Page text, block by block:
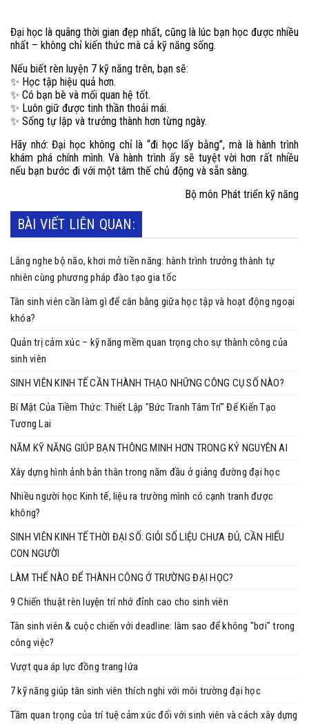
Đại học là quãng thời gian đẹp nhất, cũng là lúc bạn học được nhiều
nhất – không chỉ kiến thức mà cả kỹ năng sống.
Nếu biết rèn luyện 7 kỹ năng trên, bạn sẽ:
✨ Học tập hiệu quả hơn.
✨ Có bạn bè và mối quan hệ tốt.
✨ Luôn giữ được tinh thần thoải mái.
✨ Sống tự lập và trưởng thành hơn từng ngày.
Hãy nhớ: Đại học không chỉ là “đi học lấy bằng”, mà là hành trình
khám phá chính mình. Và hành trình ấy sẽ tuyệt vời hơn rất nhiều
nếu bạn bước đi với một tâm thế chủ động và sẵn sàng.
Bộ môn Phát triển kỹ năng
BÀI VIẾT LIÊN QUAN:
Lắng nghe bộ não, khơi mở tiền năng: hành trình trưởng thành tự
nhiên cùng phương pháp đào tạo gia tốc
Tân sinh viên cần làm gì để cân bằng giữa học tập và hoạt động ngoại
khóa?
Quản trị cảm xúc – kỹ năng mềm quan trọng cho sự thành công của
sinh viên
SINH VIÊN KINH TẾ CẦN THÀNH THẠO NHỮNG CÔNG CỤ SỐ NÀO?
Bí Mật Của Tiềm Thức: Thiết Lập "Bức Tranh Tâm Trí" Để Kiến Tạo
Tương Lai
NĂM KỸ NĂNG GIÚP BẠN THÔNG MINH HƠN TRONG KỶ NGUYÊN AI
Xây dựng hình ảnh bản thân trong năm đầu ở giảng đường đại học
Nhiều người học Kinh tế, liệu ra trường mình có cạnh tranh được
không?
SINH VIÊN KINH TẾ THỜI ĐẠI SỐ: GIỎI SỐ LIỆU CHƯA ĐỦ, CẦN HIỂU
CON NGƯỜI
LÀM THẾ NÀO ĐỂ THÀNH CÔNG Ở TRƯỜNG ĐẠI HỌC?
9 Chiến thuật rèn luyện trí nhớ đỉnh cao cho sinh viên
Tân sinh viên & cuộc chiến với deadline: làm sao để không "bơi" trong
công việc?
Vượt qua áp lực đồng trang lứa
7 kỹ năng giúp tân sinh viên thích nghi với môi trường đại học
Tầm quan trọng của trí tuệ cảm xúc đối với sinh viên và cách xây dựng